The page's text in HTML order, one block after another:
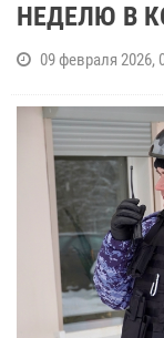
НЕДЕЛЮ В
09 февраля 2026,